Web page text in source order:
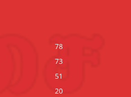
78
73
51
20